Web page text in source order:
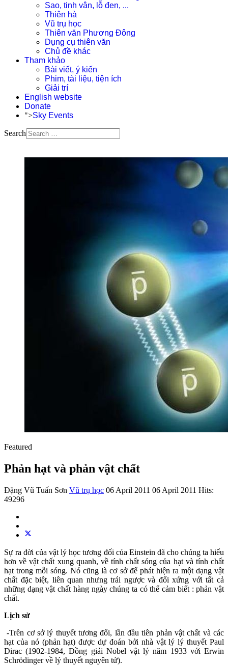
Sao, tinh vân, lỗ đen, ...
Thiên hà
Vũ trụ học
Thiên văn Phương Đông
Dụng cụ thiên văn
Chủ đề khác
Tham khảo
Bài viết, ý kiến
Phim, tài liệu, tiện ích
Giải trí
English website
Donate
">Sky Events
Search
Featured
Phản hạt và phản vật chất
Đặng Vũ Tuấn Sơn Vũ trụ học 06 April 2011 06 April 2011 Hits:
49296
Sự ra đời của vật lý học tương đối của Einstein đã cho chúng ta hiểu
hơn về vật chất xung quanh, về tính chất sóng của hạt và tính chất
hạt trong mỗi sóng. Nó cũng là cơ sở để phát hiện ra một dạng vật
chất đặc biệt, liên quan nhưng trái ngược và đối xứng với tất cả
những dạng vật chất hàng ngày chúng ta có thể cảm biết : phản vật
chất.
Lịch sử
-Trên cơ sở lý thuyết tương đối, lần đầu tiên phản vật chất và các
hạt của nó (phản hạt) được dự đoán bởi nhà vật lý lý thuyết Paul
Dirac (1902-1984, Đồng giải Nobel vật lý năm 1933 với Erwin
Schrödinger về lý thuyết nguyên tử).